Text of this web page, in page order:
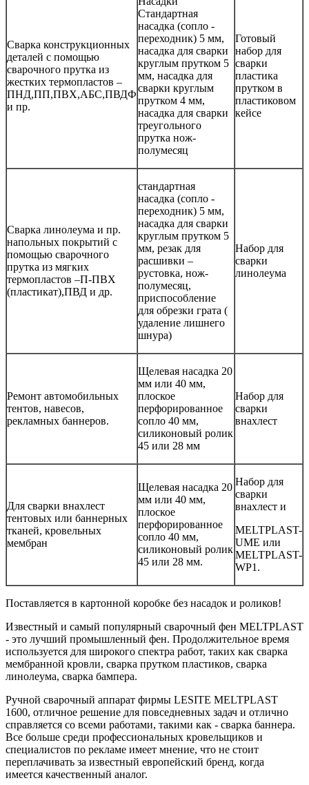
Сварка конструкционных
деталей с помощью
сварочного прутка из
жестких термопластов –
ПНД,ПП,ПВХ,АБС,ПВДФ
и пр.
Стандартная
насадка (сопло -
переходник) 5 мм,
насадка для сварки
круглым прутком 5
мм, насадка для
сварки круглым
прутком 4 мм,
насадка для сварки
треугольного
прутка нож-
полумесяц
Готовый
набор для
сварки
пластика
прутком в
пластиковом
кейсе
Сварка линолеума и пр.
напольных покрытий с
помощью сварочного
прутка из мягких
термопластов –П-ПВХ
(пластикат),ПВД и др.
стандартная
насадка (сопло -
переходник) 5 мм,
насадка для сварки
круглым прутком 5
мм, резак для
расшивки –
рустовка, нож-
полумесяц,
приспособление
для обрезки грата (
удаление лишнего
шнура)
Набор для
сварки
линолеума
Ремонт автомобильных
тентов, навесов,
рекламных баннеров.
Щелевая насадка 20
мм или 40 мм,
плоское
перфорированное
сопло 40 мм,
силиконовый ролик
45 или 28 мм
Набор для
сварки
внахлест
Для сварки внахлест
тентовых или баннерных
тканей, кровельных
мембран
Щелевая насадка 20
мм или 40 мм,
плоское
перфорированное
сопло 40 мм,
силиконовый ролик
45 или 28 мм.
Набор для
сварки
внахлест и
MELTPLAST-
UME или
MELTPLAST-
WP1.
Поставляется в картонной коробке без насадок и роликов!
Известный и самый популярный сварочный фен MELTPLAST
- это лучший промышленный фен. Продолжительное время
используется для широкого спектра работ, таких как сварка
мембранной кровли, сварка прутком пластиков, сварка
линолеума, сварка бампера.
Ручной сварочный аппарат фирмы LESITE MELTPLAST
1600, отличное решение для повседневных задач и отлично
справляется со всеми работами, такими как - сварка баннера.
Все больше среди профессиональных кровельщиков и
специалистов по рекламе имеет мнение, что не стоит
переплачивать за известный европейский бренд, когда
имеется качественный аналог.